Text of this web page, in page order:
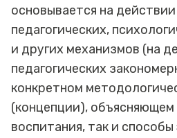
основывается на действии
педагогических,
и других механизмов (на
педагогических
конкретном
(концепции), объясняющем
воспитания, так и